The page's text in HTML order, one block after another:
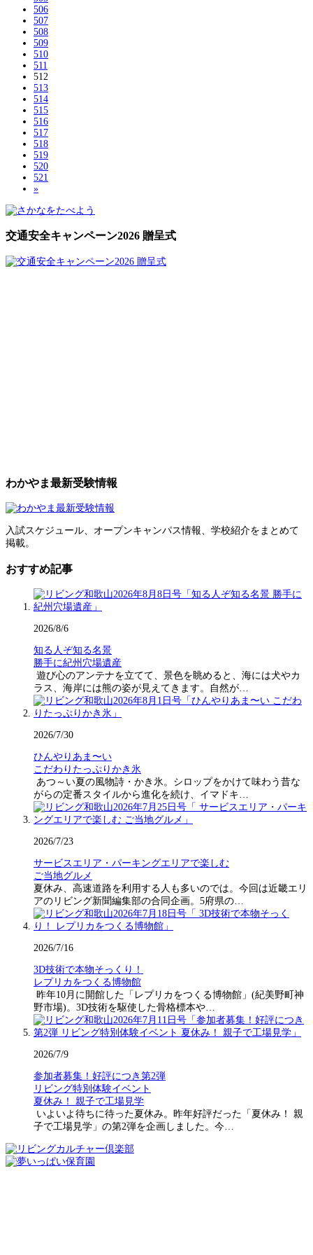
506
507
508
509
510
511
512
513
514
515
516
517
518
519
520
521
»
交通安全キャンペーン2026 贈呈式
わかやま最新受験情報
入試スケジュール、オープンキャンパス情報、学校紹介をまとめて
掲載。
おすすめ記事
2026/8/6
知る人ぞ知る名景
勝手に紀州穴場遺産
遊び心のアンテナを立てて、景色を眺めると、海には犬やカ
ラス、海岸には熊の姿が見えてきます。自然が…
2026/7/30
ひんやりあま〜い
こだわりたっぷりかき氷
あつ～い夏の風物詩・かき氷。シロップをかけて味わう昔な
がらの定番スタイルから進化を続け、イマドキ…
2026/7/23
サービスエリア・パーキングエリアで楽しむ
ご当地グルメ
夏休み、高速道路を利用する人も多いのでは。今回は近畿エリ
アのリビング新聞編集部の合同企画。5府県の…
2026/7/16
3D技術で本物そっくり！
レプリカをつくる博物館
昨年10月に開館した「レプリカをつくる博物館」(紀美野町神
野市場)。3D技術を駆使した骨格標本や…
2026/7/9
参加者募集！好評につき第2弾
リビング特別体験イベント
夏休み！ 親子で工場見学
いよいよ待ちに待った夏休み。昨年好評だった「夏休み！ 親
子で工場見学」の第2弾を企画しました。今…